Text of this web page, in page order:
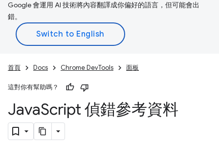
Google 會運用 AI 技術將內容翻譯成你偏好的語言，但可能會出
錯。
首頁 Docs Chrome DevTools 面板
這對你有幫助嗎？
JavaScript 偵錯參考資料